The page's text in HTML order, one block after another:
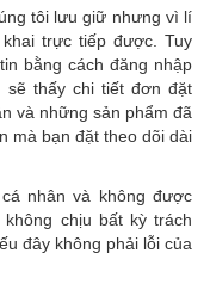
tôi lưu giữ nhưng vì lí
trực tiếp được. Tuy
bằng cách đăng nhập
sẽ thấy chi tiết đơn đặt
và những sản phẩm đã
mà bạn đặt theo dõi dài
nhân và không được
chịu bất kỳ trách
đây không phải lỗi của